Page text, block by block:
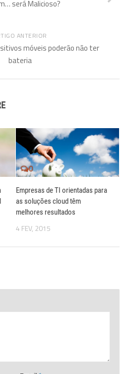
será Malicioso?
ANTERIOR
móveis poderão não ter
bateria
0
Empresas de TI orientadas para
as soluções cloud têm
melhores resultados
4 FEV, 2015